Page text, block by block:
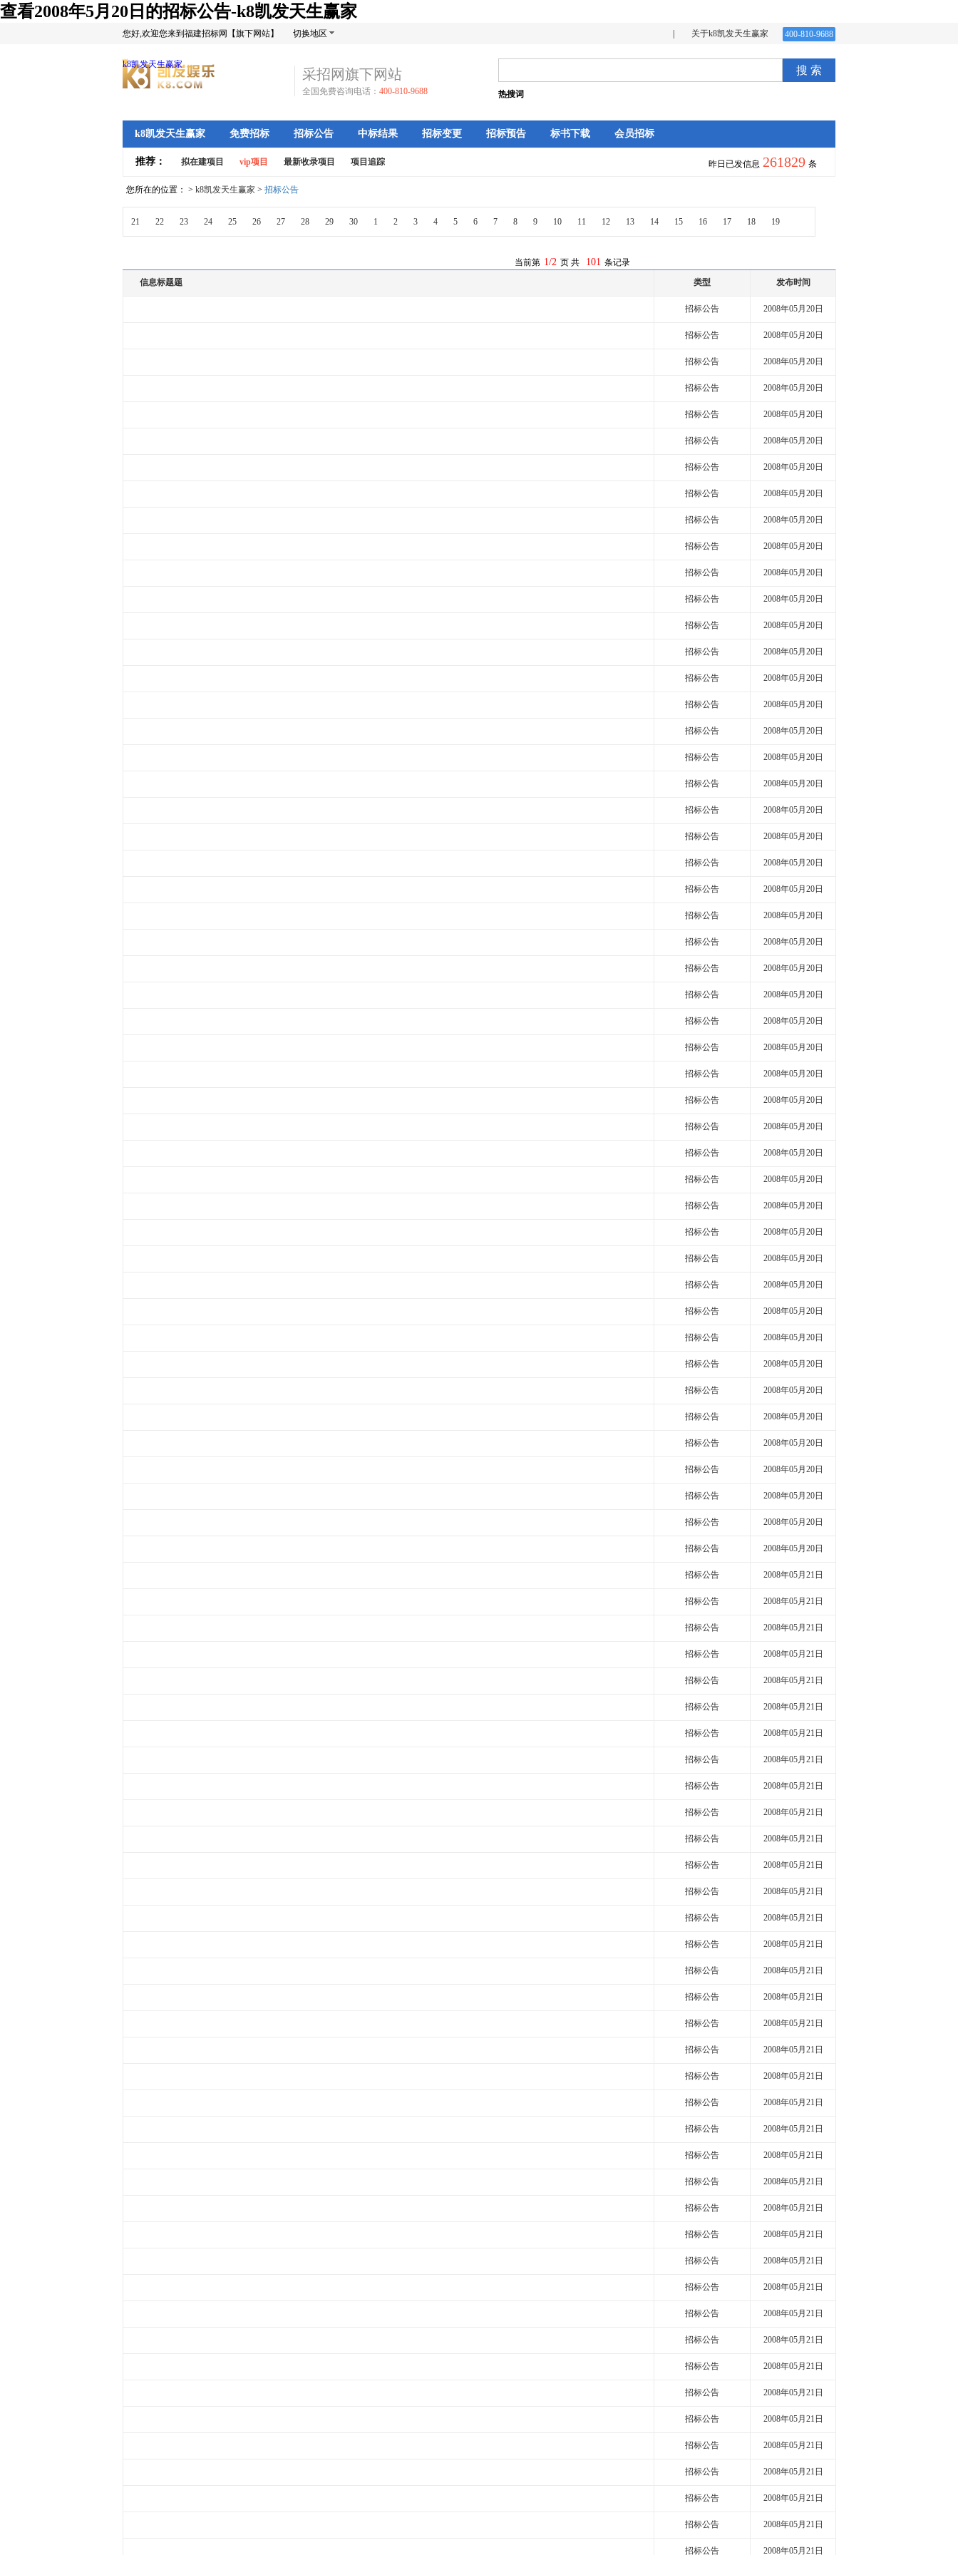
查看2008年5月20日的招标公告-k8凯发天生赢家
您好,欢迎您来到福建招标网【旗下网站】 切换地区 关于k8凯发天生赢家 400-810-9688
k8凯发天生赢家
采招网旗下网站
全国免费咨询电话： 400-810-9688
搜 索
热搜词
k8凯发天生赢家 免费招标 招标公告 中标结果 招标变更 招标预告 标书下载 会员招标
推荐： 拟在建项目 vip项目 最新收录项目 项目追踪 昨日已发信息 261829 条
您所在的位置： > k8凯发天生赢家 > 招标公告
21 22 23 24 25 26 27 28 29 30 1 2 3 4 5 6 7 8 9 10 11 12 13 14 15 16 17 18 19
当前第 1/2 页 共 101 条记录
信息标题题
类型 发布时间
招标公告 2008年05月20日
招标公告 2008年05月20日
招标公告 2008年05月20日
招标公告 2008年05月20日
招标公告 2008年05月20日
招标公告 2008年05月20日
招标公告 2008年05月20日
招标公告 2008年05月20日
招标公告 2008年05月20日
招标公告 2008年05月20日
招标公告 2008年05月20日
招标公告 2008年05月20日
招标公告 2008年05月20日
招标公告 2008年05月20日
招标公告 2008年05月20日
招标公告 2008年05月20日
招标公告 2008年05月20日
招标公告 2008年05月20日
招标公告 2008年05月20日
招标公告 2008年05月20日
招标公告 2008年05月20日
招标公告 2008年05月20日
招标公告 2008年05月20日
招标公告 2008年05月20日
招标公告 2008年05月20日
招标公告 2008年05月20日
招标公告 2008年05月20日
招标公告 2008年05月20日
招标公告 2008年05月20日
招标公告 2008年05月20日
招标公告 2008年05月20日
招标公告 2008年05月20日
招标公告 2008年05月20日
招标公告 2008年05月20日
招标公告 2008年05月20日
招标公告 2008年05月20日
招标公告 2008年05月20日
招标公告 2008年05月20日
招标公告 2008年05月20日
招标公告 2008年05月20日
招标公告 2008年05月20日
招标公告 2008年05月20日
招标公告 2008年05月20日
招标公告 2008年05月20日
招标公告 2008年05月20日
招标公告 2008年05月20日
招标公告 2008年05月20日
招标公告 2008年05月20日
招标公告 2008年05月21日
招标公告 2008年05月21日
招标公告 2008年05月21日
招标公告 2008年05月21日
招标公告 2008年05月21日
招标公告 2008年05月21日
招标公告 2008年05月21日
招标公告 2008年05月21日
招标公告 2008年05月21日
招标公告 2008年05月21日
招标公告 2008年05月21日
招标公告 2008年05月21日
招标公告 2008年05月21日
招标公告 2008年05月21日
招标公告 2008年05月21日
招标公告 2008年05月21日
招标公告 2008年05月21日
招标公告 2008年05月21日
招标公告 2008年05月21日
招标公告 2008年05月21日
招标公告 2008年05月21日
招标公告 2008年05月21日
招标公告 2008年05月21日
招标公告 2008年05月21日
招标公告 2008年05月21日
招标公告 2008年05月21日
招标公告 2008年05月21日
招标公告 2008年05月21日
招标公告 2008年05月21日
招标公告 2008年05月21日
招标公告 2008年05月21日
招标公告 2008年05月21日
招标公告 2008年05月21日
招标公告 2008年05月21日
招标公告 2008年05月21日
招标公告 2008年05月21日
招标公告 2008年05月21日
招标公告 2008年05月21日